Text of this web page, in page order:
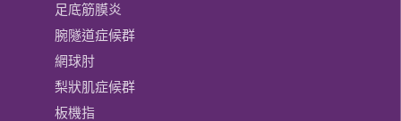
足底筋膜炎
腕隧道症候群
網球肘
梨狀肌症候群
板機指